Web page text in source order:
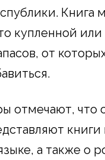
Книга
купленной или
от
отмечают, что
книги
а также о